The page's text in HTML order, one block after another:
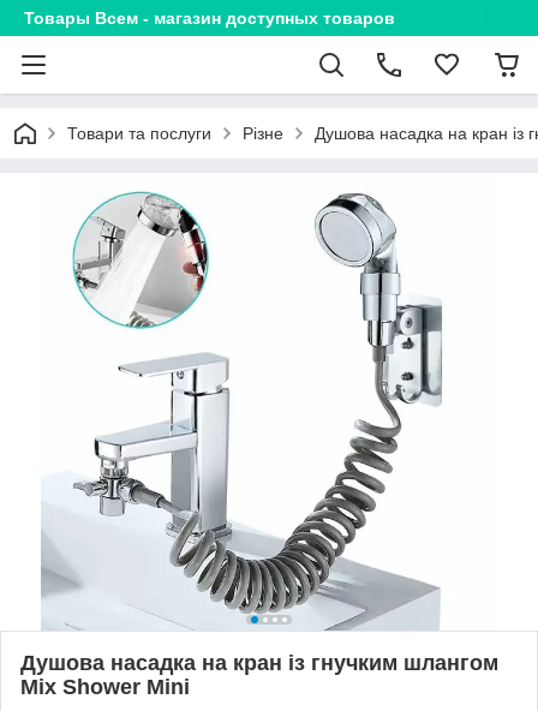
Товары Всем - магазин доступных товаров
Товари та послуги Різне Душова насадка на кран із
Душова насадка на кран із гнучким шлангом
Mix Shower Mini